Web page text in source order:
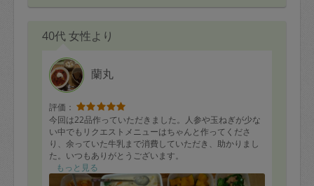
40代 女性より
蘭丸
評価：
今回は22品作っていただきました。人参や玉ねぎが少な
い中でもリクエストメニューはちゃんと作ってくださ
り、余っていた牛乳まで消費していただき、助かりまし
た。いつもありがとうございます。
次回もまたよろしくお願いします。
もっと見る